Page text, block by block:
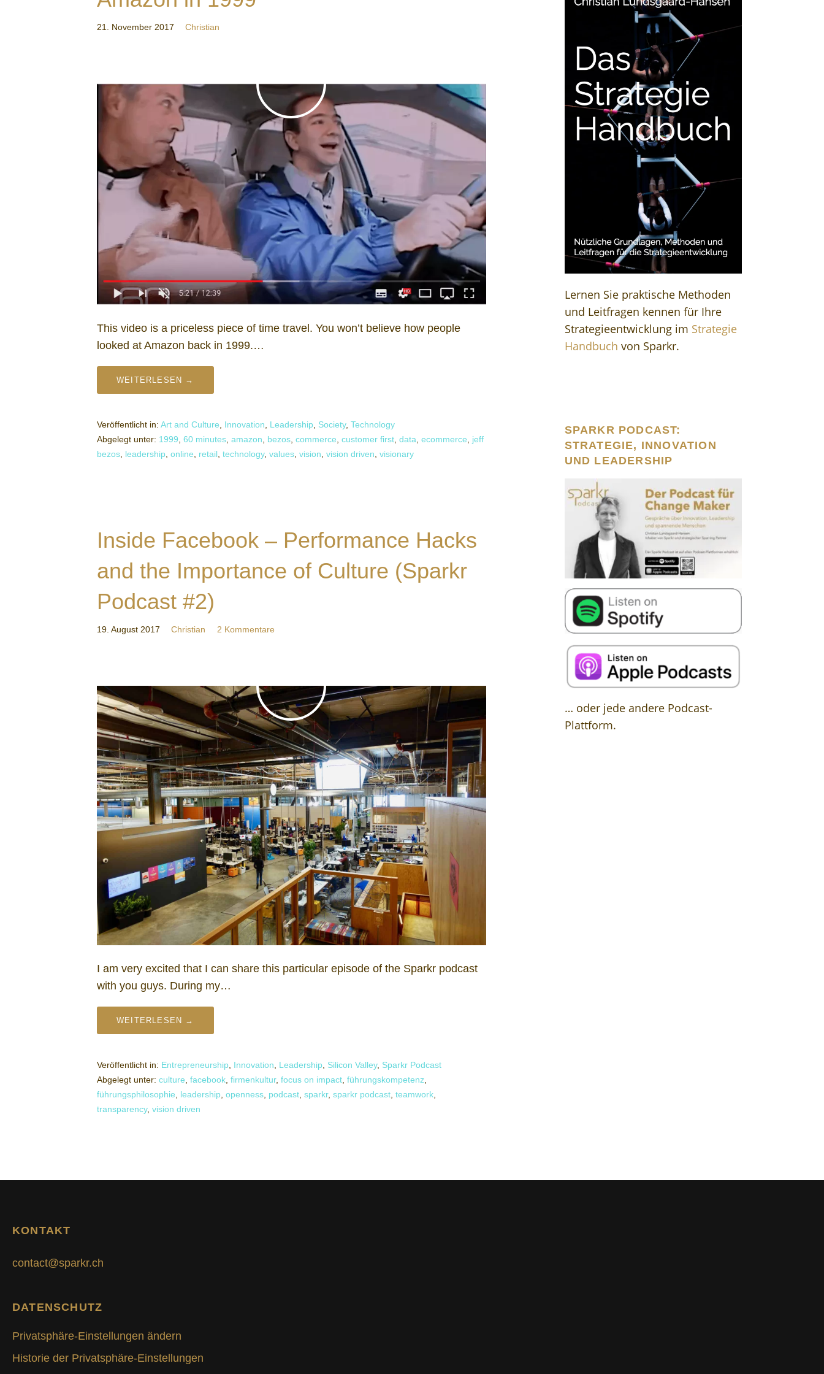
21. November 2017 Christian
This video is a priceless piece of time travel. You won’t believe how people
looked at Amazon back in 1999.…
WEITERLESEN →
Veröffentlicht in: Art and Culture Innovation Leadership Society, Technology
Abgelegt unter: 1999 60 minutes amazon bezos commerce customer first data ecommerce
jeff
bezos leadership online retail technology, values vision vision driven visionary
Inside Facebook – Performance Hacks
and the Importance of Culture (Sparkr
Podcast #2)
19. August 2017 Christian 2 Kommentare
I am very excited that I can share this particular episode of the Sparkr podcast
with you guys. During my…
WEITERLESEN →
Veröffentlicht in: Entrepreneurship Innovation Leadership Silicon Valley, Sparkr Podcast
Abgelegt unter: culture facebook firmenkultur, focus on impact führungskompetenz
führungsphilosophie
leadership openness podcast sparkr, sparkr podcast teamwork
transparency, vision driven
Lernen Sie praktische Methoden
und Leitfragen kennen für Ihre
Strategieentwicklung im Strategie
Handbuch von Sparkr.
SPARKR PODCAST:
STRATEGIE, INNOVATION
UND LEADERSHIP
… oder jede andere Podcast-
Plattform.
KONTAKT
contact@sparkr.ch
DATENSCHUTZ
Privatsphäre-Einstellungen ändern
Historie der Privatsphäre-Einstellungen